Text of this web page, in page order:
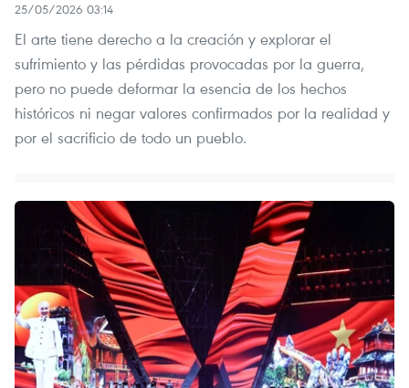
25/05/2026 03:14
El arte tiene derecho a la creación y explorar el
sufrimiento y las pérdidas provocadas por la guerra,
pero no puede deformar la esencia de los hechos
históricos ni negar valores confirmados por la realidad y
por el sacrificio de todo un pueblo.